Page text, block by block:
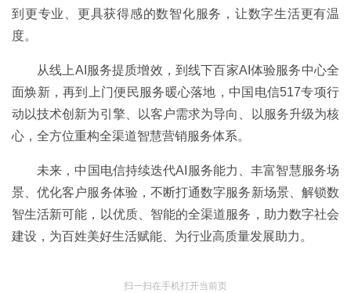
到更专业、更具获得感的数智化服务，让数字生活更有温
度。
从线上AI服务提质增效，到线下百家AI体验服务中心全
面焕新，再到上门便民服务暖心落地，中国电信517专项行
动以技术创新为引擎、以客户需求为导向、以服务升级为核
心，全方位重构全渠道智慧营销服务体系。
未来，中国电信持续迭代AI服务能力、丰富智慧服务场
景、优化客户服务体验，不断打通数字服务新场景、解锁数
智生活新可能，以优质、智能的全渠道服务，助力数字社会
建设，为百姓美好生活赋能、为行业高质量发展助力。
扫一扫在手机打开当前页